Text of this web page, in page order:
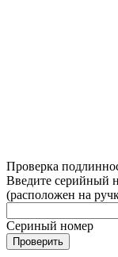
Проверка
Введите серийный
(расположен на
Сериный номер
Проверить